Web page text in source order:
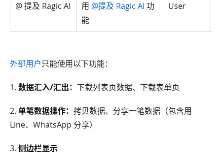
@ 提及 Ragic AI
用 @提及 Ragic AI 功
能
User
外部用户只能使用以下功能：
1. 数据汇入/汇出： 下载列表页数据、下载表单页
2. 单笔数据操作： 拷贝数据、分享一笔数据（包含用
Line、WhatsApp 分享）
3. 侧边栏显示